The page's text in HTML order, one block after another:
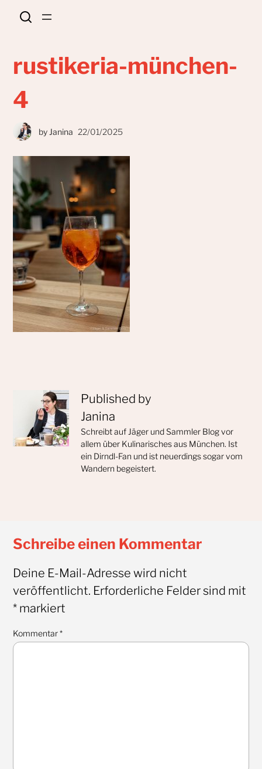
rustikeria-münchen-
4
by Janina 22/01/2025
Published by
Janina
Schreibt auf Jäger und Sammler Blog vor
allem über Kulinarisches aus München. Ist
ein Dirndl-Fan und ist neuerdings sogar vom
Wandern begeistert.
Schreibe einen Kommentar
Deine E-Mail-Adresse wird nicht
veröffentlicht. Erforderliche Felder sind mit
*markiert
Kommentar*